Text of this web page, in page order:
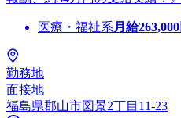
医療・福祉系 月給263,000
勤務地
面接地
福島県郡山市図景2丁目11-23